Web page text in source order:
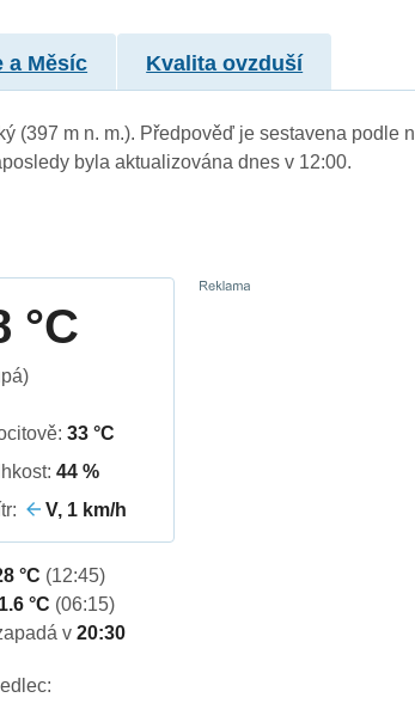
a Měsíc Kvalita ovzduší
(397 m n. m.). Předpověď je sestavena podle
byla aktualizována dnes v 12:00.
°C
33 °C
44 %
V, 1 km/h
°C (12:45)
°C (06:15)
v20:30